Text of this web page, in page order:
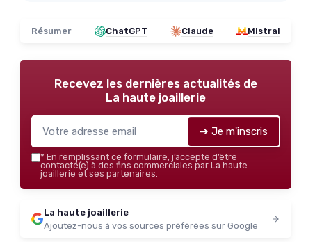
Résumer ChatGPT Claude Mistral
Recevez les dernières actualités de
La haute joaillerie
➔ Je m'inscris
* En remplissant ce formulaire, j’accepte d’être
contacté(e) à des fins commerciales par La haute
joaillerie et ses partenaires.
La haute joaillerie
Ajoutez-nous à vos sources préférées sur Google